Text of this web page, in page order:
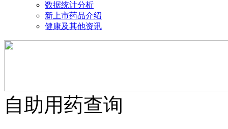
数据统计分析
新上市药品介绍
健康及其他资讯
自助用药查询